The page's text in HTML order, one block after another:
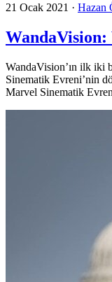
21 Ocak 2021 · Hazan
WandaVision:
WandaVision’ın ilk iki
Sinematik Evreni’nin
Marvel Sinematik